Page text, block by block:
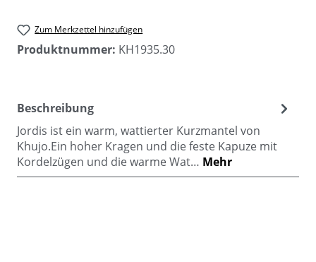
Zum Merkzettel hinzufügen
Produktnummer: KH1935.30
Beschreibung
Jordis ist ein warm, wattierter Kurzmantel von
Khujo.Ein hoher Kragen und die feste Kapuze mit
Kordelzügen und die warme Wat… Mehr